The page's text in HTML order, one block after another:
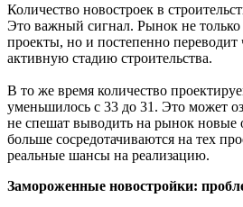
Количество новостроек в
Это важный сигнал. Рынок не только
проекты, но и постепенно переводит
активную стадию строительства.
В то же время количество
уменьшилось с 33 до 31. Это может
не спешат выводить на рынок новые
больше сосредотачиваются на тех
реальные шансы на реализацию.
Замороженные новостройки: